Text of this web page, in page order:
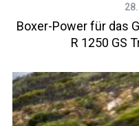
Boxer-Power für das
R 1250 GS